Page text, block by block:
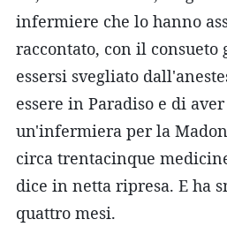
infermiere che lo hanno
raccontato, con il
essersi svegliato
essere in Paradiso e di
un'infermiera per la
circa trentacinque
dice in netta ripresa. E ha
quattro mesi.